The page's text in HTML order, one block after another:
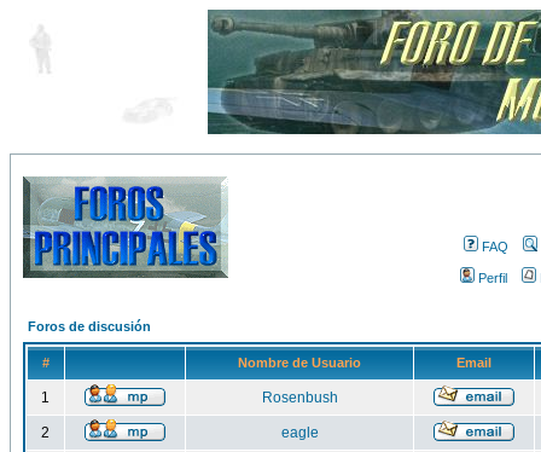
FAQ
Perfil
Foros de discusión
# Nombre de Usuario Email
1 Rosenbush
2 eagle